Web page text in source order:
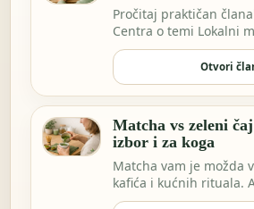
Pročitaj praktičan
Centra o temi Lokalni
li smisla…
Otvori
Matcha vs zeleni
izbor i za koga
Matcha vam je možda
kafića i kućnih rituala.
sve češće…